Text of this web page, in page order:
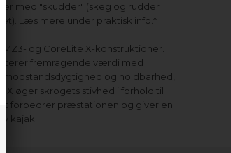
er med "skudder" (skeg og rudder
Læs mere under praktisk info.*
MZ3- og CoreLite X-konstruktioner.
fremragende værdi med
modstandsdygtighed og holdbarhed,
X øger skrogets stivhed i forhold til
forbedrer præstationen og giver en
kajak.